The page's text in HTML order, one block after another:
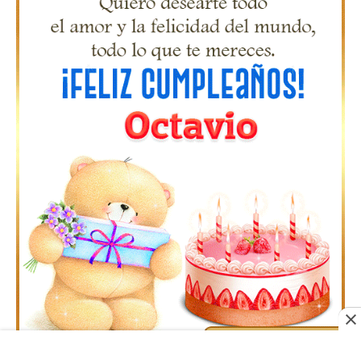
Gifs Feliz Cumpleaños Olga